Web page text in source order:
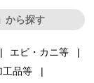
から探す
エビ・カニ等
工品等